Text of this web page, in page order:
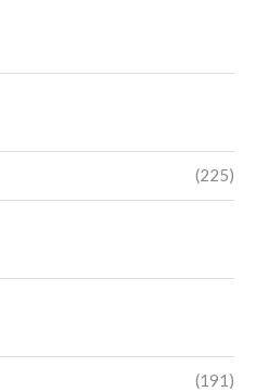
(225)
(191)